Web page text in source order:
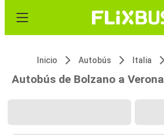
Inicio Autobús Italia
Autobús de Bolzano a Verona